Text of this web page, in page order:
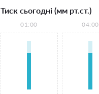
Тиск сьогодні (мм рт.ст.)
01:00 04:00